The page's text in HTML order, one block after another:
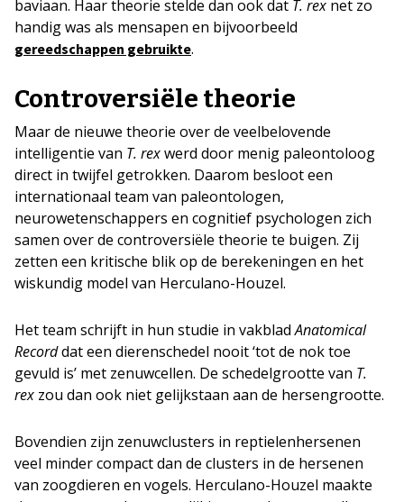
baviaan. Haar theorie stelde dan ook dat T. rex net zo
handig was als mensapen en bijvoorbeeld
gereedschappen gebruikte.
Controversiële theorie
Maar de nieuwe theorie over de veelbelovende
intelligentie van T. rexwerd door menig paleontoloog
direct in twijfel getrokken. Daarom besloot een
internationaal team van paleontologen,
neurowetenschappers en cognitief psychologen zich
samen over de controversiële theorie te buigen. Zij
zetten een kritische blik op de berekeningen en het
wiskundig model van Herculano-Houzel.
Het team schrijft in hun studie in vakbladAnatomical
Recorddat een dierenschedel nooit ‘tot de nok toe
gevuld is’ met zenuwcellen. De schedelgrootte van T.
rex zou dan ook niet gelijkstaan aan de hersengrootte.
Bovendien zijn zenuwclusters in reptielenhersenen
veel minder compact dan de clusters in de hersenen
van zoogdieren en vogels. Herculano-Houzel maakte